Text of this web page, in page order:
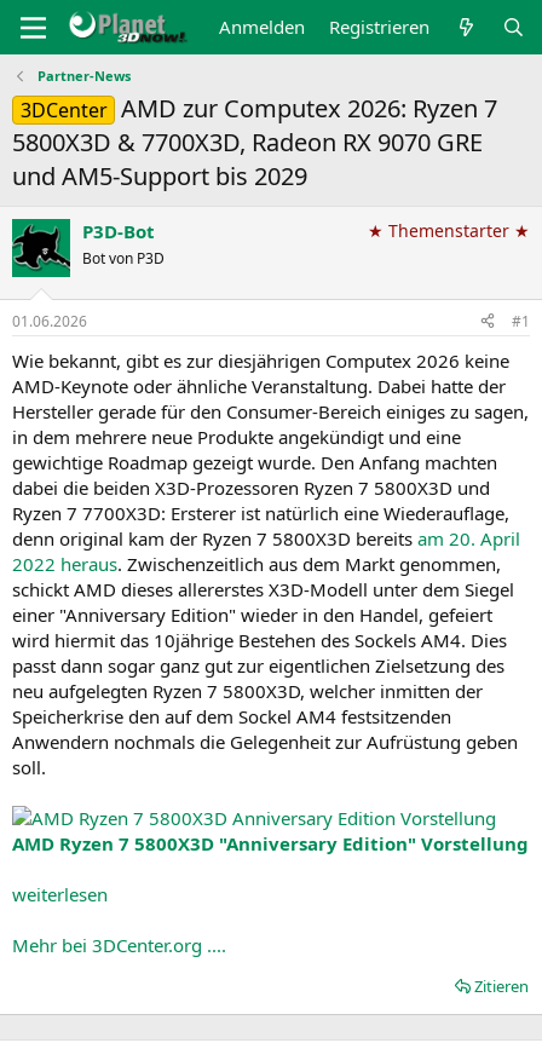
Anmelden Registrieren
Partner-News
3DCenter AMD zur Computex 2026: Ryzen 7
5800X3D & 7700X3D, Radeon RX 9070 GRE
und AM5-Support bis 2029
P3D-Bot
Bot von P3D
★ Themenstarter ★
01.06.2026 #1
Wie bekannt, gibt es zur diesjährigen Computex 2026 keine
AMD-Keynote oder ähnliche Veranstaltung. Dabei hatte der
Hersteller gerade für den Consumer-Bereich einiges zu sagen,
in dem mehrere neue Produkte angekündigt und eine
gewichtige Roadmap gezeigt wurde. Den Anfang machten
dabei die beiden X3D-Prozessoren Ryzen 7 5800X3D und
Ryzen 7 7700X3D: Ersterer ist natürlich eine Wiederauflage,
denn original kam der Ryzen 7 5800X3D bereits am 20. April
2022 heraus. Zwischenzeitlich aus dem Markt genommen,
schickt AMD dieses allererstes X3D-Modell unter dem Siegel
einer "Anniversary Edition" wieder in den Handel, gefeiert
wird hiermit das 10jährige Bestehen des Sockels AM4. Dies
passt dann sogar ganz gut zur eigentlichen Zielsetzung des
neu aufgelegten Ryzen 7 5800X3D, welcher inmitten der
Speicherkrise den auf dem Sockel AM4 festsitzenden
Anwendern nochmals die Gelegenheit zur Aufrüstung geben
soll.
AMD Ryzen 7 5800X3D "Anniversary Edition" Vorstellung
weiterlesen
Mehr bei 3DCenter.org ....
Zitieren